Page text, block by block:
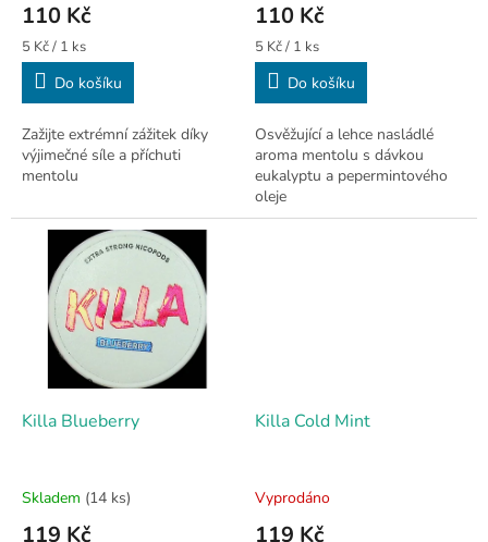
110 Kč
Měrná
cena:
5 Kč / 1 ks
Do košíku
Zažijte extrémní zážitek díky
výjimečné síle a příchuti
mentolu
110 Kč
Měrná
cena:
5 Kč / 1 ks
Do košíku
Osvěžující a lehce nasládlé
aroma mentolu s dávkou
eukalyptu a pepermintového
oleje
Killa Blueberry
Skladem (14 ks)
119 Kč
Killa Cold Mint
Vyprodáno
119 Kč